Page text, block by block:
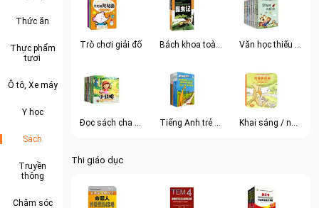
Thức ăn
Thực phẩm
tươi
Ô tô, Xe máy
Y học
Sách
Truyền
thông
Chăm sóc
Trò chơi giải đố Bách khoa toàn thư Văn học thiếu nhi
Đọc sách cha mẹ-con Tiếng Anh trẻ em Khai sáng / nhận thức
Thi giáo dục